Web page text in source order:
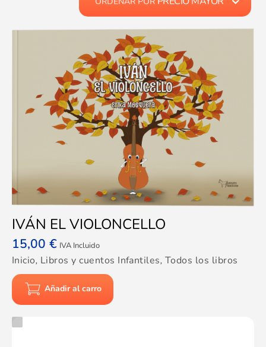
IVÁN EL VIOLONCELLO
15,00 € IVA Incluido
Inicio, Libros y cuentos Infantiles, Todos los libros
Añadir al carro